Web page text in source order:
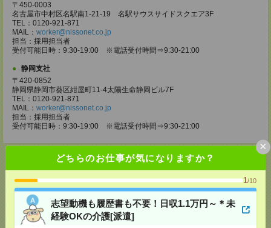
どちらのお仕事が気になりますか？
1/10
志望動機も履歴書も不要！日収1.1万円～＊未
経験OKの介護[派遣]
×
〒450-0003
名古屋市中村区名駅南1-21-19 名駅サウスサイドスクエア3F
TEL：0120-921-871
MAIL： worker@nissonet.co.jp
担当：採用担当者
受付可能日時：9:30-19:00 ※電話受付時間⇒9:30-21:00
静岡支社
〒420-0852
静岡県静岡市葵区紺屋町11-4太陽生命静岡ビル7F
TEL：0120-921-871
MAIL： worker@nissonet.co.jp
担当：採用担当者
受付可能日時：9:30-19:00 ※電話受付時間⇒9:30-21:00
応募ページへ